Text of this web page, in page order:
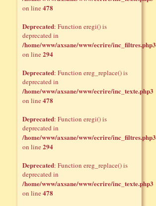
on line478
Deprecated: Function eregi() is
deprecated in
/home/www/axsane/www/ecrire/inc_filtres.php3
on line294
Deprecated: Function ereg_replace() is
deprecated in
/home/www/axsane/www/ecrire/inc_texte.php3
on line478
Deprecated: Function eregi() is
deprecated in
/home/www/axsane/www/ecrire/inc_filtres.php3
on line294
Deprecated: Function ereg_replace() is
deprecated in
/home/www/axsane/www/ecrire/inc_texte.php3
on line478